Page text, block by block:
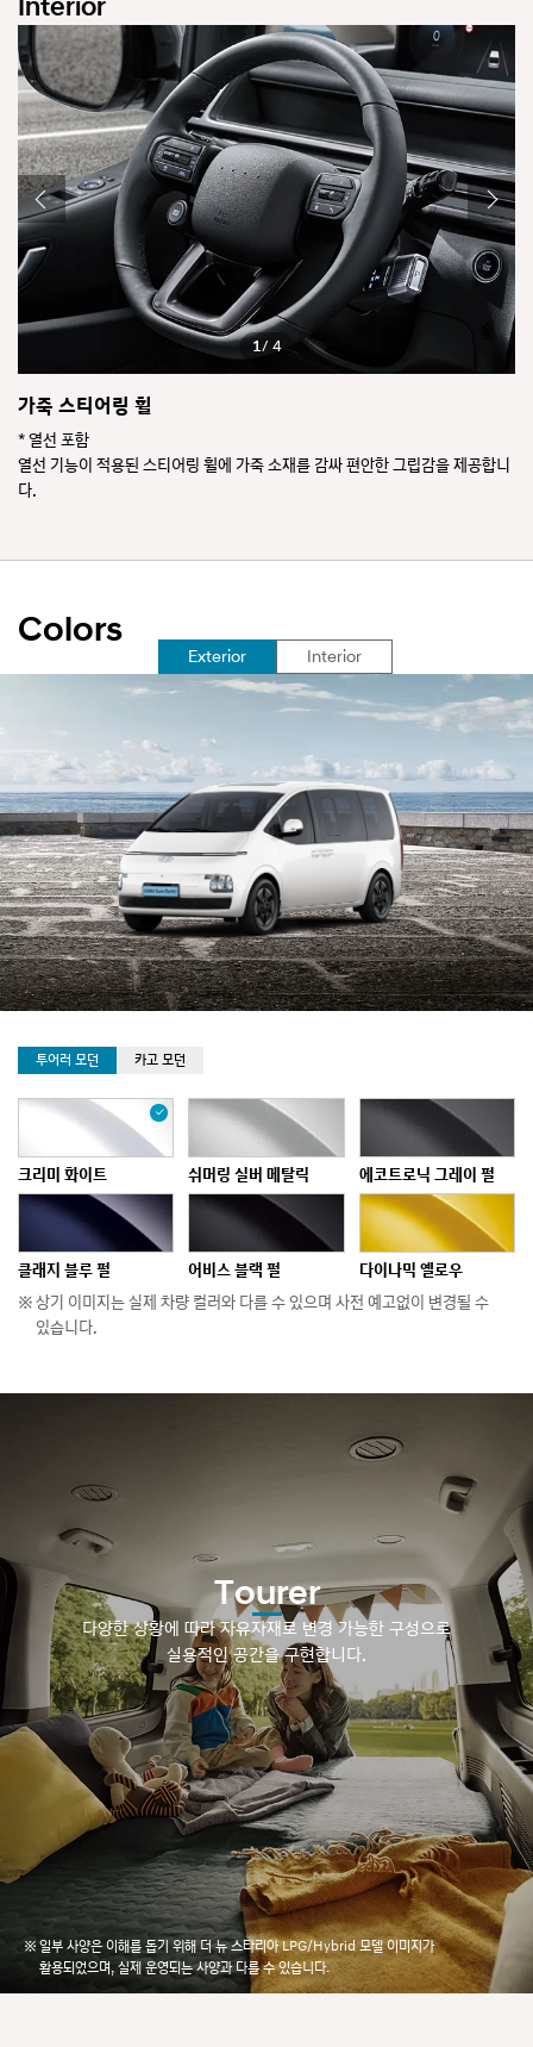
Interior
가죽 스티어링 휠
* 열선 포함
열선 기능이 적용된 스티어링 휠에 가죽 소재를 감싸 편안한 그립감을 제공합니
다.
1/ 4
Colors
Exterior선
택
됨
Interior
투어러 모던
택
카고 모던
크리미 화이트 쉬머링 실버 메탈릭 에코트로닉 그레이 펄
클래지 블루 펄 어비스 블랙 펄
다이나믹 옐로우
상기 이미지는 실제 차량 컬러와 다를 수 있으며 사전 예고없이 변경될 수
있습니다.
Tourer
다양한 상황에 따라 자유자재로 변경 가능한 구성으로
실용적인 공간을 구현합니다.
일부 사양은 이해를 돕기 위해 더 뉴 스타리아 LPG/Hybrid 모델 이미지가
활용되었으며, 실제 운영되는 사양과 다를 수 있습니다.